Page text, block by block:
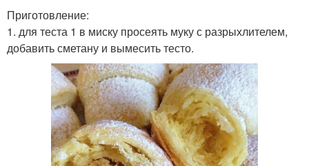
Приготовление:
1. для теста 1 в миску просеять муку с разрыхлителем,
добавить сметану и вымесить тесто.